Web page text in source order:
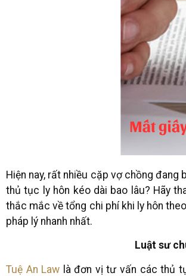
Hiện nay, rất nhiều cặp vợ chồng
thủ tục ly hôn kéo dài bao lâu? Hãy
thắc mắc về tổng chi phí khi ly hôn
pháp lý nhanh nhất.
Luật sư
Tuệ An Law là đơn vị tư vấn các thủ